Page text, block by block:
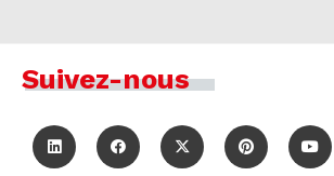
Suivez-nous